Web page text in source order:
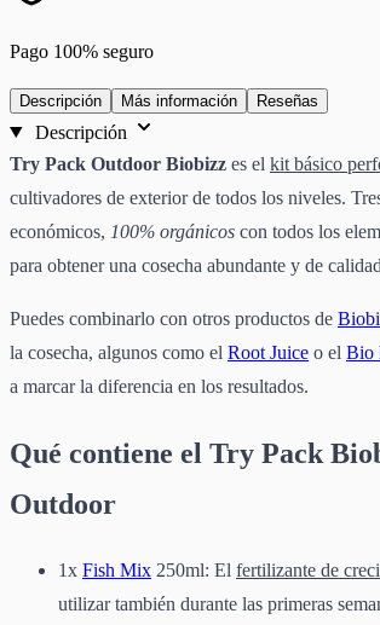
Pago 100% seguro
Descripción Más información Reseñas
Descripción
Try Pack Outdoor Biobizz es el kit básico
cultivadores de exterior de todos los niveles.
económicos, 100% orgánicos con todos los
para obtener una cosecha abundante y de
Puedes combinarlo con otros productos de
la cosecha, algunos como el Root Juice o el Bio
a marcar la diferencia en los resultados.
Qué contiene el Try Pack
Outdoor
1x Fish Mix 250ml: El fertilizante de
utilizar también durante las primeras